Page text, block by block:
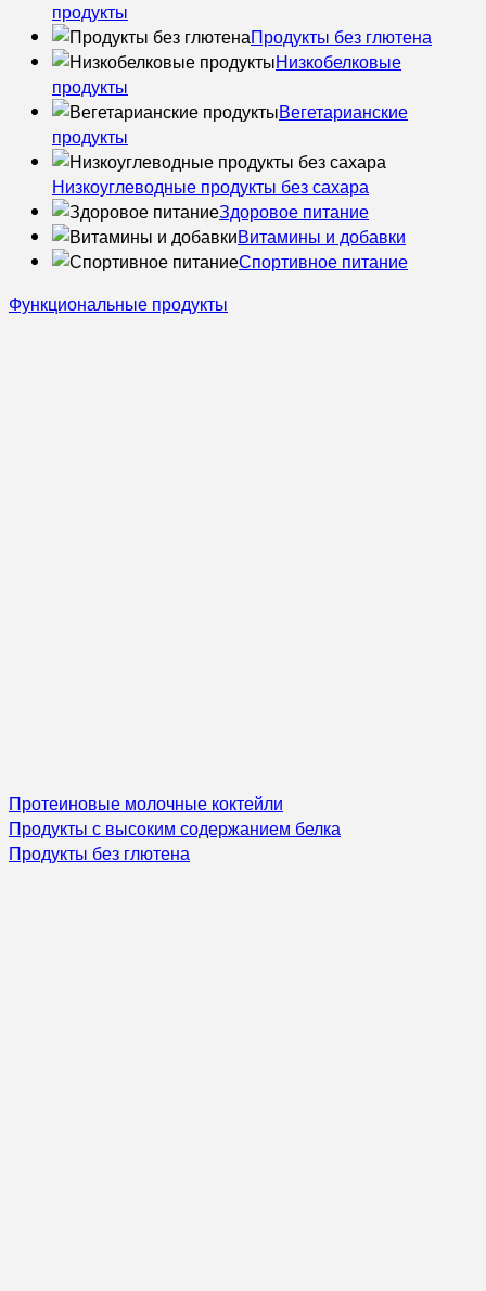
продукты
Продукты без глютена
Низкобелковые
продукты
Вегетарианские
продукты
Низкоуглеводные продукты без сахара
Здоровое питание
Витамины и добавки
Спортивное питание
Функциональные продукты
Протеиновые молочные коктейли
Продукты с высоким содержанием белка
Продукты без глютена